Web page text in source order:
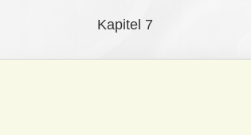
Kapitel 7